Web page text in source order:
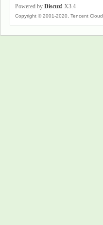
Powered by Discuz! X3.4
Copyright © 2001-2020, Tencent Cloud.